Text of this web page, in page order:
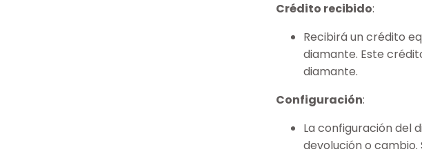
Crédito recibido:
Recibirá un crédito
diamante. Este
diamante.
Configuración:
La configuración del
devolución o